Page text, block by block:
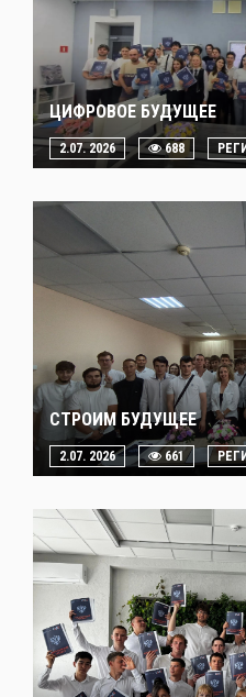
ЦИФРОВОЕ БУДУЩЕЕ
2.07. 2026 688
СТРОИМ БУДУЩЕЕ
2.07. 2026 661